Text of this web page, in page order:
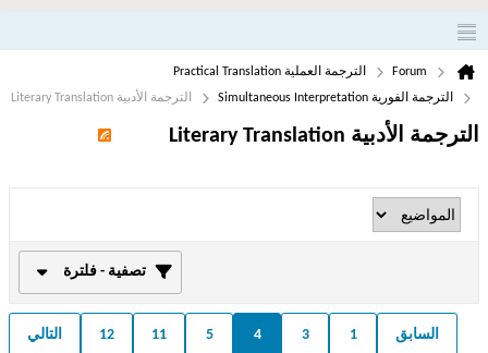
Forum
الترجمة العملية Practical Translation
الترجمة الفورية Simultaneous Interpretation
الترجمة الأدبية Literary Translation
الترجمة الأدبية Literary Translation
تصفية - فلترة
السابق 1
3
4
5
11
12 التالي